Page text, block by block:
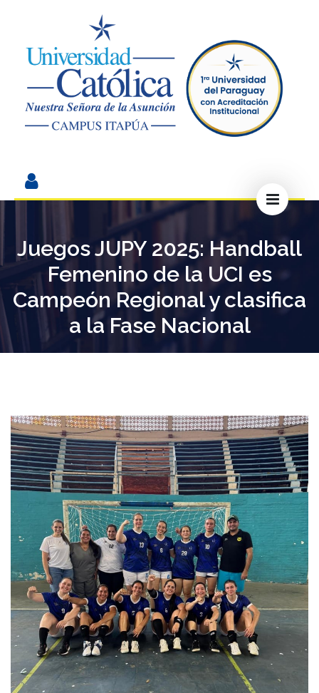
Juegos JUPY 2025: Handball
Femenino de la UCI es
Campeón Regional y clasifica
a la Fase Nacional